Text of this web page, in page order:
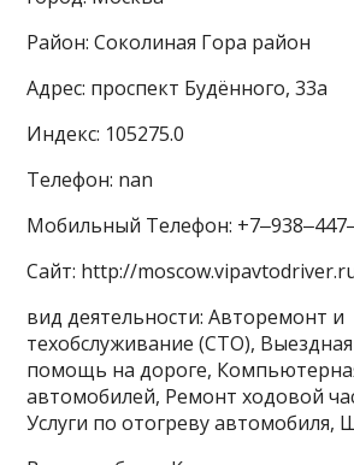
Район: Соколиная Гора район
Адрес: проспект Будённого, 33а
Индекс: 105275.0
Телефон: nan
Мобильный Телефон:
Сайт: http://
вид деятельности: Авторемонт и
техобслуживание (СТО), Выездная
помощь на дороге,
автомобилей, Ремонт ходовой
Услуги по отогреву